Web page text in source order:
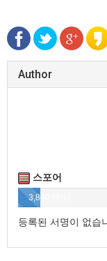
Author
스포어
3,840 (8%)
등록된 서명이 없습